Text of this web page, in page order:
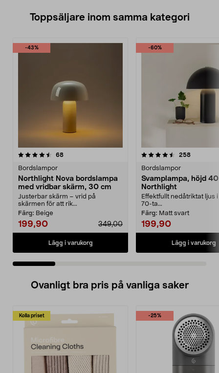
Toppsäljare inom samma kategori
-43%
68recensioner
Bordslampor
Northlight Nova bordslampa
med vridbar skärm, 30 cm
Justerbar skärm – vrid på
skärmen för att rik...
Färg: Beige
199,90 349,00
Lägg i varukorg
-60%
4.5 av 5 stjärnor 258
Bordslampor
Svamplampa, höjd
Northlight
Effektfullt nedåtriktat ljus
70-ta...
Färg: Matt svart
199,90
Lägg i varukorg
4.5 av 5 stjärnor
Ovanligt bra pris på vanliga saker
Kolla priset -25%